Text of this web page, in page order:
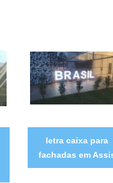
letra caixa para
fachadas em